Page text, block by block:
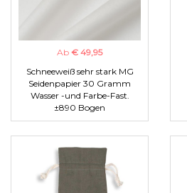
Ab € 49,95
Schneeweiß sehr stark MG
Seidenpapier 30 Gramm
Wasser -und Farbe-Fast.
±890 Bogen